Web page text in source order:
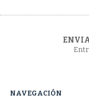
NAVEGACIÓN